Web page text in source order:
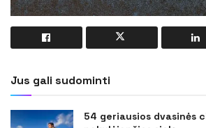
Jus gali sudominti
54 geriausios dvasinės